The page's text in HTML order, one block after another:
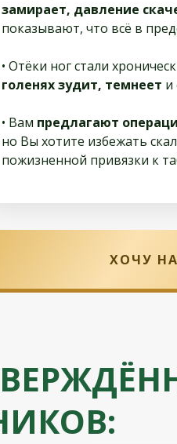
замирает, давление
показывают, что всё в
• Отёки ног стали
голенях зудит, темнеет и
• Вам предлагают
но Вы хотите избежать
пожизненной привязки к
ХОЧУ